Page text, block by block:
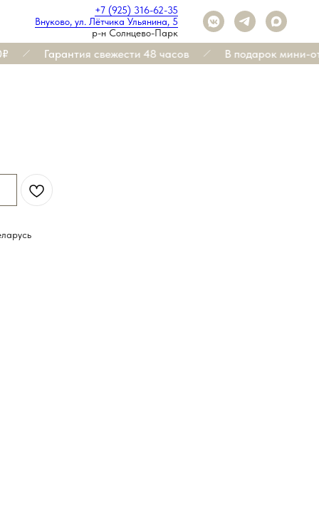
+7 (925) 316-62-35
Внуково, ул. Лётчика Ульянина, 5
р-н Солнцево-Парк
Гарантия свежести 48 часов В подарок мини-